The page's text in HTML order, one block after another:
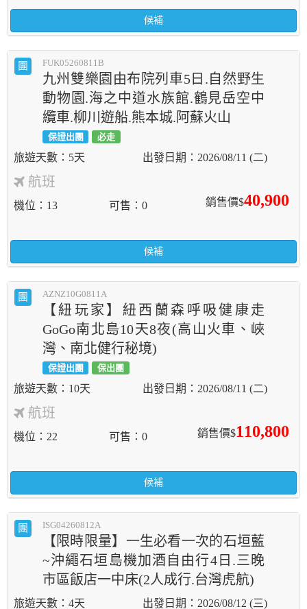
候補
團 FUK05260811B
九州雙樂園由布院列車5日.自然野生
動物園.海之中道水族館.鶴見岳空中
纜車.柳川遊船.熊本城.阿蘇火山
保證出團 必走
5天 2026/08/11 (二)
航班
銷售價$40,900
機位 13 可售 0
候補
團 AZNZ10G0811A
【紐玩家】紐西蘭森呼吸健康走
GoGo南北島10天8夜(高山火車、峽
灣、南北健行秘境)
保證出團 保出團
10天 2026/08/11 (二)
航班
銷售價$110,800
機位 22 可售 0
候補
團 ISG04260812A
【限時限量】一生必看一次的石垣藍
~沖繩石垣島機加酒自由行4日.三晚
市區飯店一中床(2人成行.台灣虎航)
4天 2026/08/12 (三)